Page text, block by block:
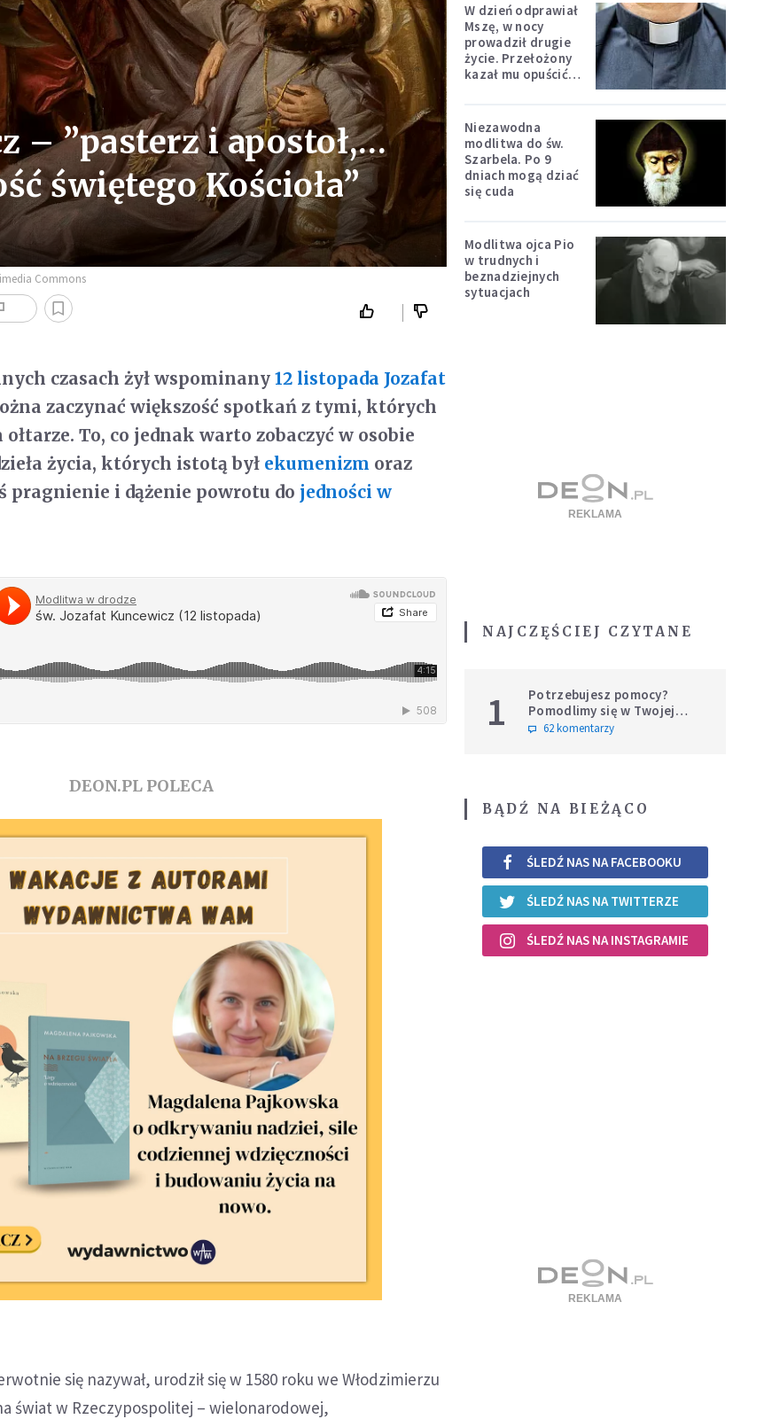
– ”pasterz i apostoł,…
świętego Kościoła”
Commons
czasach żył wspominany12 listopada Jozafat
zaczynać większość spotkań z tymi, których
ołtarze. To, co jednak warto zobaczyć w osobie
życia, których istotą był ekumenizm oraz
pragnienie i dążenie powrotu do jedności w
DEON.PL POLECA
się nazywał, urodził się w 1580 roku we Włodzimierzu
świat w Rzeczypospolitej – wielonarodowej,
W dzień odprawiał
Mszę, w nocy
prowadził drugie
życie. Przełożony
kazał mu opuścić
Niezawodna
modlitwa do św.
Szarbela. Po 9
dniach mogą dziać
się cuda
Modlitwa ojca Pio
w trudnych i
beznadziejnych
sytuacjach
NAJCZĘŚCIEJ CZYTANE
1
Potrzebujesz pomocy?
Pomodlimy się w Twojej
intencji
62 komentarzy
BĄDŹ NA BIEŻĄCO
ŚLEDŹ NAS NA FACEBOOKU
ŚLEDŹ NAS NA TWITTERZE
ŚLEDŹ NAS NA INSTAGRAMIE